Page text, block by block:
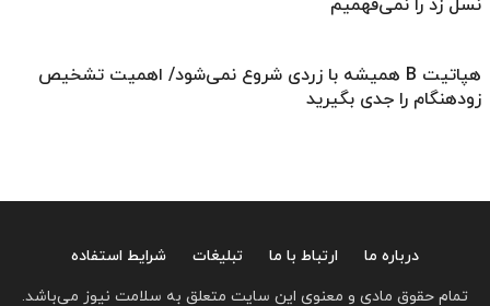
نسل زد را نمی‌فهمیم
هپاتیت B همیشه با زردی شروع نمی‌شود/ اهمیت تشخیص
زودهنگام را جدی بگیرید
درباره ما ارتباط با ما تبلیغات
شرایط استفاده
تمام حقوق مادی و معنوی این سایت متعلق به سلامت نیوز می‌باشد.